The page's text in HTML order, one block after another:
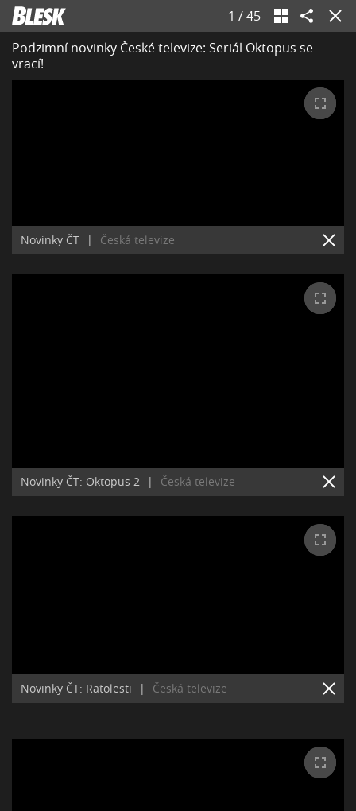
1 /45
Podzimní novinky České televize: Seriál Oktopus se
vrací!
Novinky ČT | Česká televize
Novinky ČT: Oktopus 2 | Česká televize
Novinky ČT: Ratolesti | Česká televize